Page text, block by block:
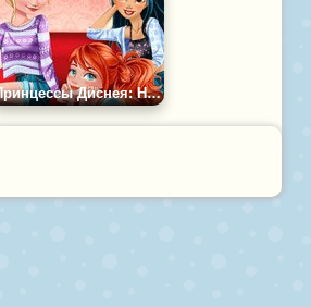
Принцессы Диснея: Настольные Игры